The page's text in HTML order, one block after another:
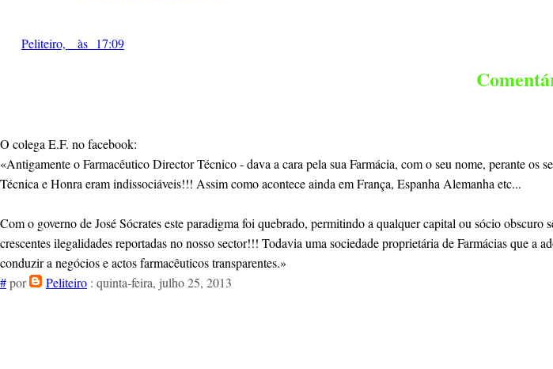
Peliteiro, às 17:09
O colega E.F. no facebook:
«Antigamente o Farmacêutico Director Técnico - dava a cara pela sua Farmácia, com o seu nome, perante os
Técnica e Honra eram indissociáveis!!! Assim como acontece ainda em França, Espanha Alemanha etc...
Com o governo de José Sócrates este paradigma foi quebrado, permitindo a qualquer capital ou sócio
crescentes ilegalidades reportadas no nosso sector!!! Todavia uma sociedade proprietária de Farmácias que
conduzir a negócios e actos farmacêuticos transparentes.»
#por Peliteiro : quinta-feira, julho 25, 2013